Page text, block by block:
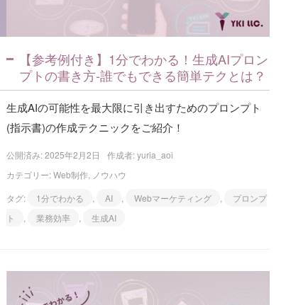
【参考例付き】1分でわかる！生成AIプロン
プトの書き方-誰でもできる簡単テクとは？
生成AIの可能性を最大限に引き出すためのプロンプト
(指示書)の作成テクニックをご紹介！
公開済み: 2025年2月2日 作成者:yuria_aoi
カテゴリー:Web制作
ノウハウ
タグ:
1分でわかる AI Webマーケティング
プロンプ
ト
業務効率 生成AI